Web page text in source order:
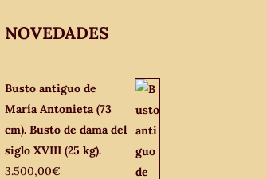
NOVEDADES
Busto antiguo de
María Antonieta (73
cm). Busto de dama del
siglo XVIII (25 kg).
3.500,00€